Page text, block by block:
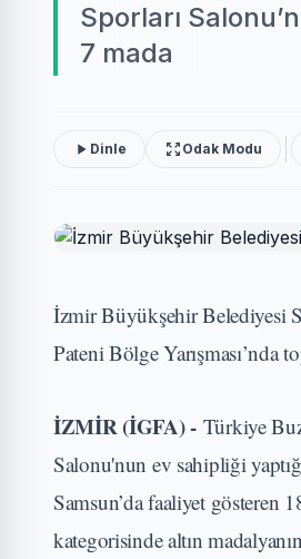
Sporları
7 mada
Dinle Odak Modu
İzmir Büyükşehir Belediyesi
Pateni Bölge Yarışması’nda
İZMİR (İGFA) - Türkiye
Salonu'nun ev sahipliği
Samsun’da faaliyet
kategorisinde altın